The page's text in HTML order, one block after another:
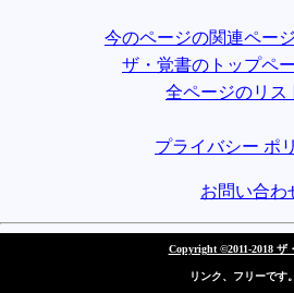
今のページの関連ペー
ザ・覚書のトップペ
全ページのリス
プライバシー ポ
お問い合わ
Copyright ©2011-2018 ザ
リンク、フリーです。